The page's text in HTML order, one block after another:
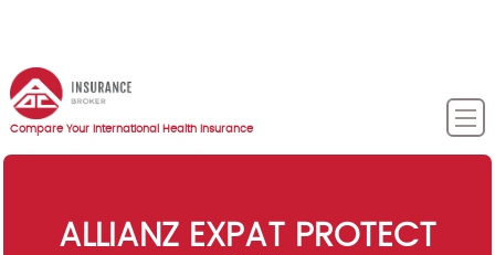
Compare Your International Health Insurance
ALLIANZ EXPAT PROTECT